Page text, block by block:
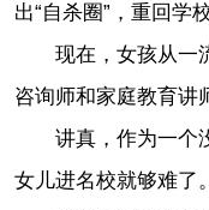
出“自杀圈”，重回学校
现在，女孩从一流
咨询师和家庭教育讲
讲真，作为一个没
女儿进名校就够难了。